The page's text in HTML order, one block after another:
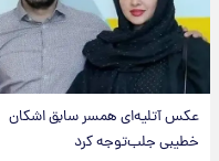
عکس‌ آتلیه‌ای همسر سابق اشکان
خطیبی جلب‌توجه کرد